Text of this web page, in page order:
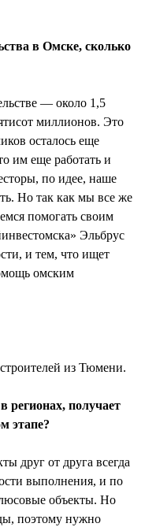
в Омске, сколько
— около 1,5
миллионов. Это
осталось еще
им еще работать и
по идее, наше
Но так как мы все же
помогать своим
Эльбрус
и тем, что ищет
омским
из Тюмени.
регионах, получает
этапе?
друг от друга всегда
выполнения, и по
объекты. Но
поэтому нужно